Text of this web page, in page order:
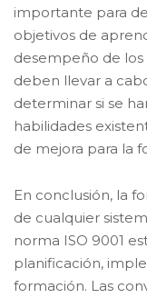
importante para
objetivos de
desempeño de los
deben llevar a
determinar si se
habilidades
de mejora para la
En conclusión, la
de cualquier
norma ISO 9001
planificación,
formación. Las